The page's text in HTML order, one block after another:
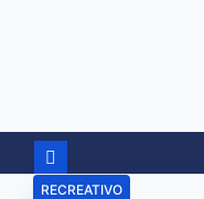
RECREATIVO